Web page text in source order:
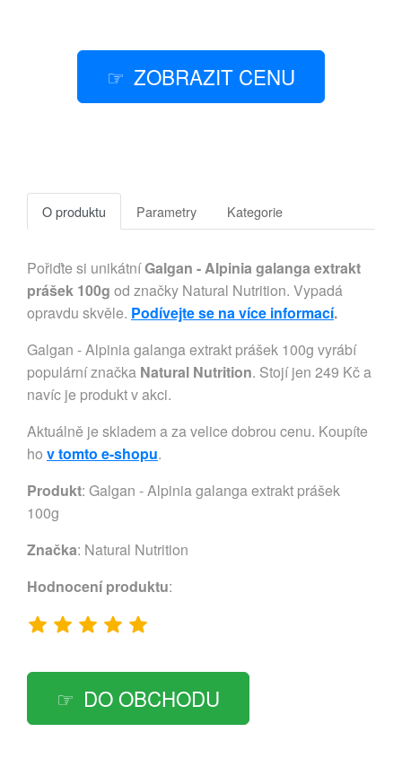
ZOBRAZIT CENU
O produktu Parametry Kategorie
Pořiďte si unikátníGalgan - Alpinia galanga extrakt
prášek 100g od značky Natural Nutrition. Vypadá
opravdu skvěle. Podívejte se na více informací.
Galgan - Alpinia galanga extrakt prášek 100g vyrábí
populární značka Natural Nutrition. Stojí jen 249 Kč a
navíc je produkt v akci.
Aktuálně je skladem a za velice dobrou cenu. Koupíte
ho v tomto e-shopu.
Produkt: Galgan - Alpinia galanga extrakt prášek
100g
Značka: Natural Nutrition
Hodnocení produktu:
DO OBCHODU